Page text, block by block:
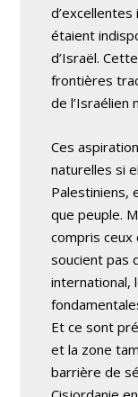
étaient
d’Israël.
frontières
de l’Israélien
Ces
naturelles si
Palestiniens,
que peuple.
compris ceux
soucient pas
international,
Et ce sont
et la zone
barrière de